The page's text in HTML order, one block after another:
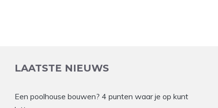
LAATSTE NIEUWS
Een poolhouse bouwen? 4 punten waar je op kunt